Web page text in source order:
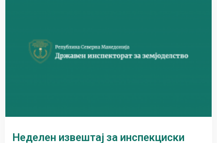
Неделен извештај за инспекциски